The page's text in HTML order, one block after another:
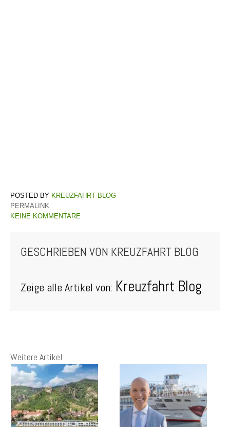
KREUZFAHRT BLOG
PERMALINK
KEINE KOMMENTARE
GESCHRIEBEN VON KREUZFAHRT BLOG
Zeige alle Artikel von: Kreuzfahrt Blog
Weitere Artikel